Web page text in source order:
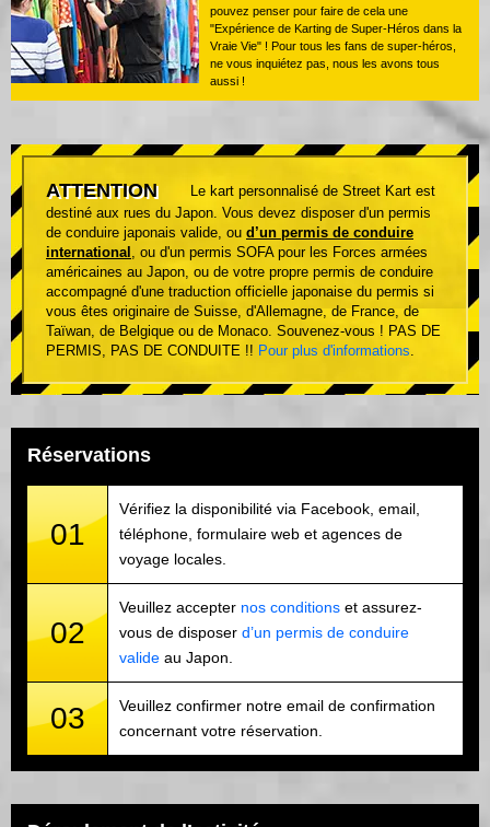
pouvez penser pour faire de cela une
"Expérience de Karting de Super-Héros dans la
Vraie Vie" ! Pour tous les fans de super-héros,
ne vous inquiétez pas, nous les avons tous
aussi !
ATTENTION
Le kart personnalisé de Street Kart est
destiné aux rues du Japon. Vous devez disposer d'un permis
de conduire japonais valide, ou d’un permis de conduire
international , ou d'un permis SOFA pour les Forces armées
américaines au Japon, ou de votre propre permis de conduire
accompagné d'une traduction officielle japonaise du permis si
vous êtes originaire de Suisse, d'Allemagne, de France, de
Taïwan, de Belgique ou de Monaco. Souvenez-vous ! PAS DE
PERMIS, PAS DE CONDUITE !! Pour plus d'informations.
Réservations
01
Vérifiez la disponibilité via Facebook, email,
téléphone, formulaire web et agences de
voyage locales.
02
Veuillez accepter nos conditions et assurez-
vous de disposer d’un permis de conduire
valide au Japon.
03
Veuillez confirmer notre email de confirmation
concernant votre réservation.